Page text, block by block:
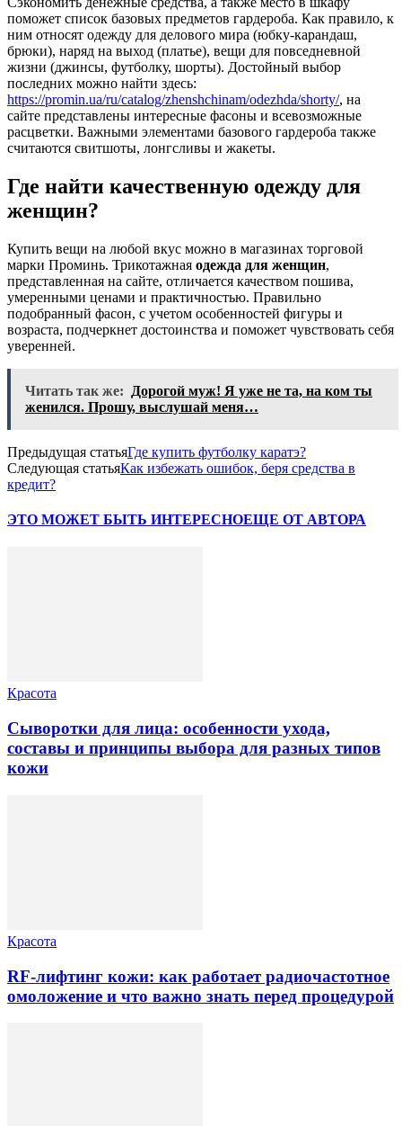
поможет список базовых предметов гардероба. Как правило, к
ним относят одежду для делового мира (юбку-карандаш,
брюки), наряд на выход (платье), вещи для повседневной
жизни (джинсы, футболку, шорты). Достойный выбор
последних можно найти здесь:
https://promin.ua/ru/catalog/zhenshchinam/odezhda/shorty/, на
сайте представлены интересные фасоны и всевозможные
расцветки. Важными элементами базового гардероба также
считаются свитшоты, лонгсливы и жакеты.
Где найти качественную одежду для
женщин?
Купить вещи на любой вкус можно в магазинах торговой
марки Проминь. Трикотажная одежда для женщин,
представленная на сайте, отличается качеством пошива,
умеренными ценами и практичностью. Правильно
подобранный фасон, с учетом особенностей фигуры и
возраста, подчеркнет достоинства и поможет чувствовать себя
уверенней.
Читать так же:
Дорогой муж! Я уже не та, на ком ты
женился. Прошу, выслушай меня…
Предыдущая статьяГде купить футболку каратэ?
Следующая статьяКак избежать ошибок, беря средства в
кредит?
ЭТО МОЖЕТ БЫТЬ ИНТЕРЕСНОЕЩЕ ОТ АВТОРА
Красота
Сыворотки для лица: особенности ухода,
составы и принципы выбора для разных типов
кожи
Красота
RF-лифтинг кожи: как работает радиочастотное
омоложение и что важно знать перед процедурой